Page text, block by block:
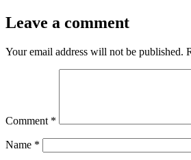
Leave a comment
Your email address will not be published.
Comment *
Name *